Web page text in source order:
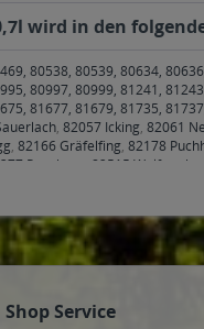
wird in den
80538, 80539, 80634,
80997, 80999, 81241,
81677, 81679, 81735,
, 82057 Icking, 82061
, 82166 Gräfelfing, 82178
Penzberg 82515
am Tegernsee,83714
Hallbergmoos 85435 Erding
Bruck, Grafing bei München
Garching bei München
Shop Service